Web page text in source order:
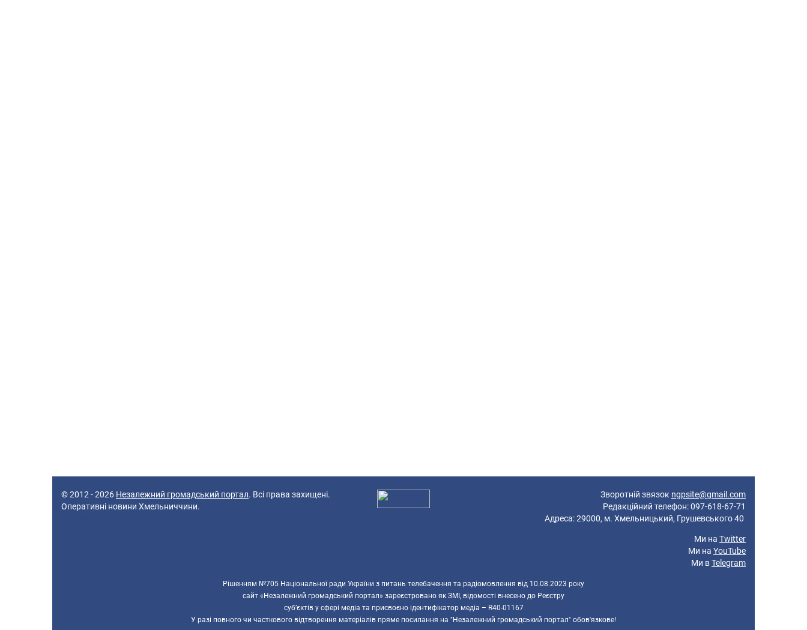
© 2012 - 2026 Незалежний громадський портал. Всі права захищені.
Оперативні новини Хмельниччини.
Зворотній звязок ngpsite@gmail.com
Редакційний телефон: 097-618-67-71
Адреса: 29000, м. Хмельницький, Грушевського 40
Ми на Twitter
Ми на YouTube
Ми вTelegram
Рішенням №705 Національної ради України з питань телебачення та радіомовлення від 10.08.2023 року
сайт «Незалежний громадський портал» зареєстровано як ЗМІ, відомості внесено до Реєстру
суб’єктів у сфері медіа та присвоєно ідентифікатор медіа – R40-01167
У разі повного чи часткового відтворення матеріалів пряме посилання на "Незалежний громадський портал" обов'язкове!